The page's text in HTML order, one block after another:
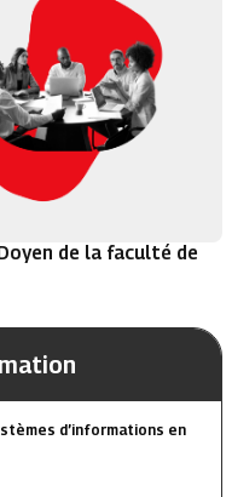
de la faculté de
d’informations en